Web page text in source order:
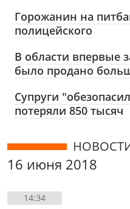
Горожанин на
полицейского
В области впервые
было продано
Супруги
потеряли 850 тысяч
16 июня 2018
14:34